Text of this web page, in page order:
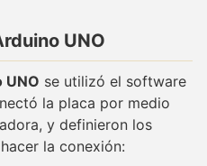
UNO
UNO se utilizó el software
la placa por medio
y definieron los
la conexión: